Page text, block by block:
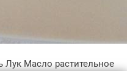
Лук Масло растительное